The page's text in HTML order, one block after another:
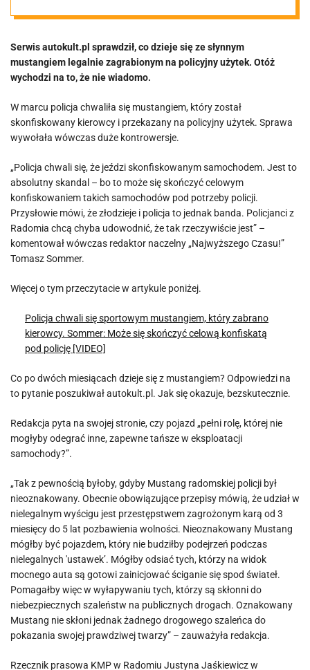
Zaskakujące
informacje. Nie
ma nawet
wideorejestrato
ra
Serwis autokult.pl sprawdził, co dzieje się ze słynnym
mustangiem legalnie zagrabionym na policyjny użytek. Otóż
wychodzi na to, że nie wiadomo.
W marcu policja chwaliła się mustangiem, który został
skonfiskowany kierowcy i przekazany na policyjny użytek. Sprawa
wywołała wówczas duże kontrowersje.
„Policja chwali się, że jeździ skonfiskowanym samochodem. Jest to
absolutny skandal – bo to może się skończyć celowym
konfiskowaniem takich samochodów pod potrzeby policji.
Przysłowie mówi, że złodzieje i policja to jednak banda. Policjanci z
Radomia chcą chyba udowodnić, że tak rzeczywiście jest” –
komentował wówczas redaktor naczelny „Najwyższego Czasu!”
Tomasz Sommer.
Więcej o tym przeczytacie w artykule poniżej.
Policja chwali się sportowym mustangiem, który zabrano
kierowcy. Sommer: Może się skończyć celową konfiskatą
pod policję [VIDEO]
Co po dwóch miesiącach dzieje się z mustangiem? Odpowiedzi na
to pytanie poszukiwał autokult.pl. Jak się okazuje, bezskutecznie.
Redakcja pyta na swojej stronie, czy pojazd „pełni rolę, której nie
mogłyby odegrać inne, zapewne tańsze w eksploatacji
samochody?”.
„Tak z pewnością byłoby, gdyby Mustang radomskiej policji był
nieoznakowany. Obecnie obowiązujące przepisy mówią, że udział w
nielegalnym wyścigu jest przestępstwem zagrożonym karą od 3
miesięcy do 5 lat pozbawienia wolności. Nieoznakowany Mustang
mógłby być pojazdem, który nie budziłby podejrzeń podczas
nielegalnych 'ustawek’. Mógłby odsiać tych, którzy na widok
mocnego auta są gotowi zainicjować ściganie się spod świateł.
Pomagałby więc w wyłapywaniu tych, którzy są skłonni do
niebezpiecznych szaleństw na publicznych drogach. Oznakowany
Mustang nie skłoni jednak żadnego drogowego szaleńca do
pokazania swojej prawdziwej twarzy” – zauważyła redakcja.
Rzecznik prasowa KMP w Radomiu Justyna Jaśkiewicz w